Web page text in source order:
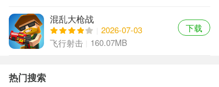
混乱大枪战
2026-07-03
飞行射击
160.07MB
下载
热门搜索